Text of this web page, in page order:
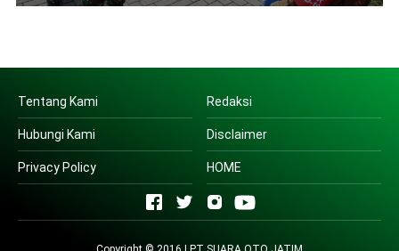
Tentang Kami Redaksi
Hubungi Kami Disclaimer
Privacy Policy HOME